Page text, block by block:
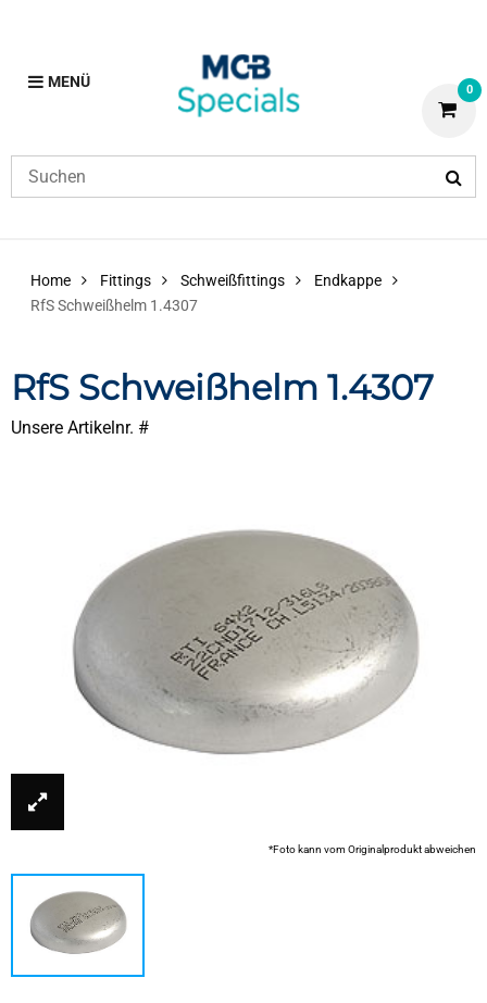
MENÜ 0
Home Fittings Schweißfittings
Endkappe
RfS Schweißhelm 1.4307
RfS Schweißhelm 1.4307
Unsere Artikelnr. #
*Foto kann vom Originalprodukt abweichen